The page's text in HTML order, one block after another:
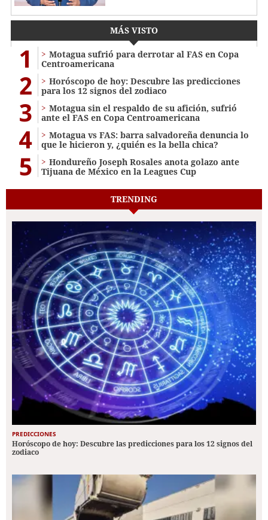
MÁS VISTO
1
Motagua sufrió para derrotar al FAS en Copa
Centroamericana
2
Horóscopo de hoy: Descubre las predicciones
para los 12 signos del zodiaco
3
Motagua sin el respaldo de su afición, sufrió
ante el FAS en Copa Centroamericana
4
Motagua vs FAS: barra salvadoreña denuncia lo
que le hicieron y, ¿quién es la bella chica?
5
Hondureño Joseph Rosales anota golazo ante
Tijuana de México en la Leagues Cup
TRENDING
PREDICCIONES
Horóscopo de hoy: Descubre las predicciones para los 12 signos del
zodiaco